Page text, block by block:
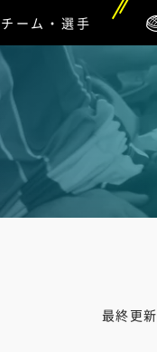
チーム・選手
最終更新